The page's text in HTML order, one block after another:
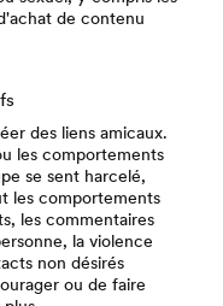
de contenu
des liens amicaux.
les comportements
se sent harcelé,
les comportements
les commentaires
la violence
non désirés
ou de faire